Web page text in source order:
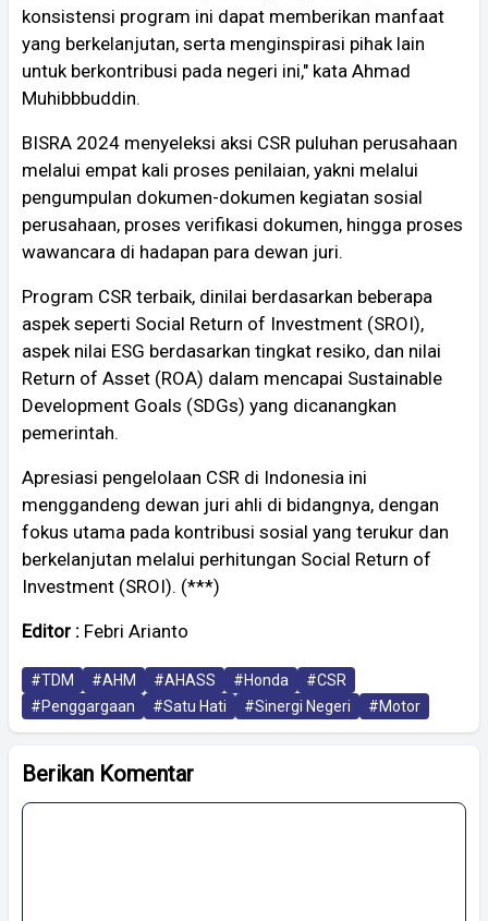
konsistensi program ini dapat memberikan manfaat
yang berkelanjutan, serta menginspirasi pihak lain
untuk berkontribusi pada negeri ini," kata Ahmad
Muhibbbuddin.
BISRA 2024 menyeleksi aksi CSR puluhan perusahaan
melalui empat kali proses penilaian, yakni melalui
pengumpulan dokumen-dokumen kegiatan sosial
perusahaan, proses verifikasi dokumen, hingga proses
wawancara di hadapan para dewan juri.
Program CSR terbaik, dinilai berdasarkan beberapa
aspek seperti Social Return of Investment (SROI),
aspek nilai ESG berdasarkan tingkat resiko, dan nilai
Return of Asset (ROA) dalam mencapai Sustainable
Development Goals (SDGs) yang dicanangkan
pemerintah.
Apresiasi pengelolaan CSR di Indonesia ini
menggandeng dewan juri ahli di bidangnya, dengan
fokus utama pada kontribusi sosial yang terukur dan
berkelanjutan melalui perhitungan Social Return of
Investment (SROI). (***)
Editor : Febri Arianto
#TDM #AHM #AHASS #Honda
#CSR
#Penggargaan
#Satu Hati #Sinergi Negeri #Motor
Berikan Komentar